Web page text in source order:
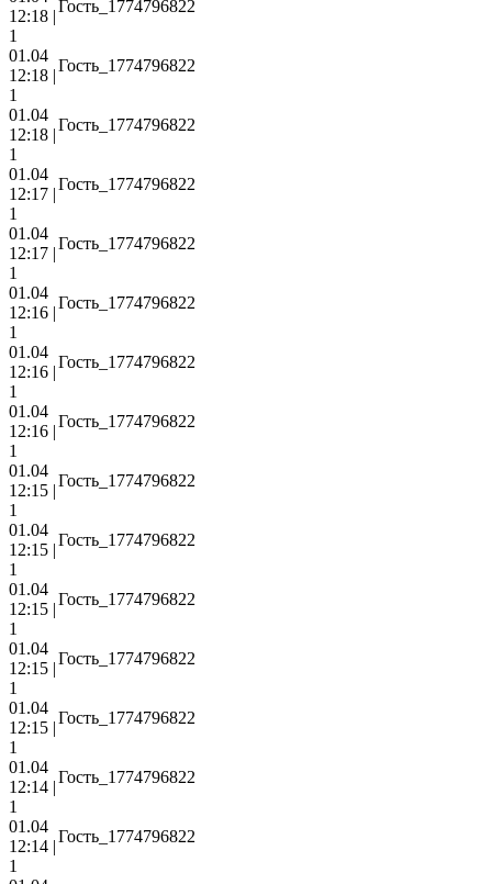
12:18 |
Гость_1774796822
1
01.04
12:18 |
Гость_1774796822
1
01.04
12:18 |
Гость_1774796822
1
01.04
12:17 |
Гость_1774796822
1
01.04
12:17 |
Гость_1774796822
1
01.04
12:16 |
Гость_1774796822
1
01.04
12:16 |
Гость_1774796822
1
01.04
12:16 |
Гость_1774796822
1
01.04
12:15 |
Гость_1774796822
1
01.04
12:15 |
Гость_1774796822
1
01.04
12:15 |
Гость_1774796822
1
01.04
12:15 |
Гость_1774796822
1
01.04
12:15 |
Гость_1774796822
1
01.04
12:14 |
Гость_1774796822
1
01.04
12:14 |
Гость_1774796822
1